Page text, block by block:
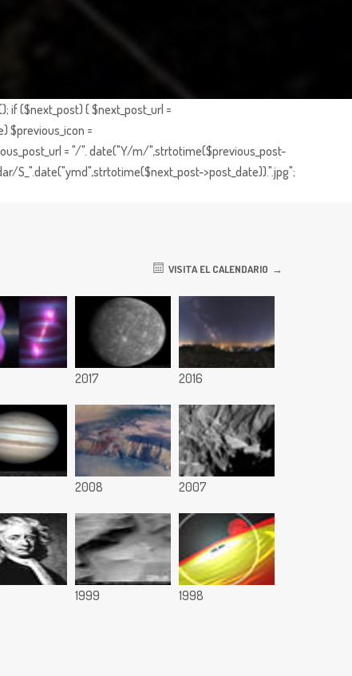
if ($next_post) { $next_post_url =
$previous_icon =
= "/". date("Y/m/",strtotime($previous_post-
S_".date("ymd",strtotime($next_post->post_date)).".jpg";
VISITA EL CALENDARIO
2017 2016
2008 2007
1999 1998